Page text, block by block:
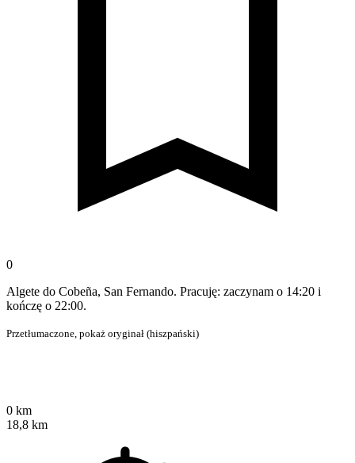
0
Algete do Cobeña, San Fernando. Pracuję: zaczynam o 14:20 i
kończę o 22:00.
Przetłumaczone, pokaż oryginał (hiszpański)
0 km
18,8 km